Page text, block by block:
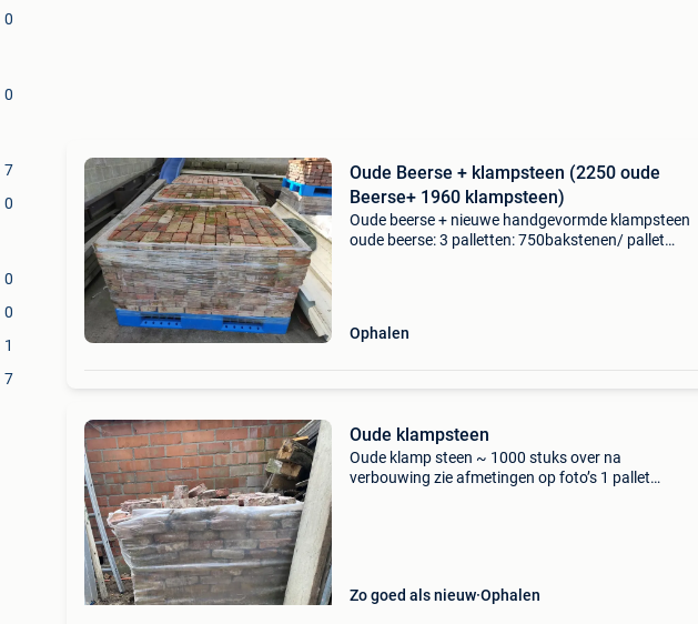
0
0
7
0
0
0
1
7
Oude Beerse + klampsteen (2250 oude
Beerse+ 1960 klampsteen)
Oude beerse + nieuwe handgevormde klampsteen
oude beerse: 3 palletten: 750bakstenen/ pallet
Ophalen
Oude klampsteen
Oude klamp steen ~ 1000 stuks over na
verbouwing zie afmetingen op foto’s 1 pallet
Zo goed als nieuw Ophalen